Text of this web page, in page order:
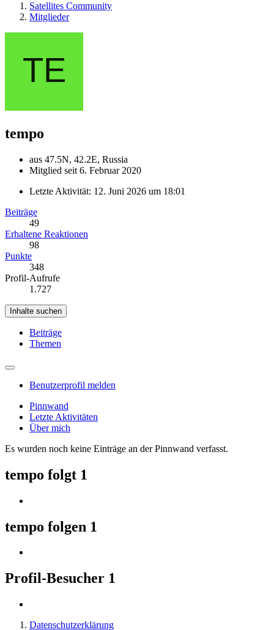
Satellites Community
Mitglieder
tempo
aus 47.5N, 42.2E, Russia
Mitglied seit 6. Februar 2020
Letzte Aktivität: 12. Juni 2026 um 18:01
Beiträge
49
Erhaltene Reaktionen
98
Punkte
348
Profil-Aufrufe
1.727
Inhalte suchen
Beiträge
Themen
Benutzerprofil melden
Pinnwand
Letzte Aktivitäten
Über mich
Es wurden noch keine Einträge an der Pinnwand verfasst.
tempo folgt 1
tempo folgen 1
Profil-Besucher 1
Datenschutzerklärung